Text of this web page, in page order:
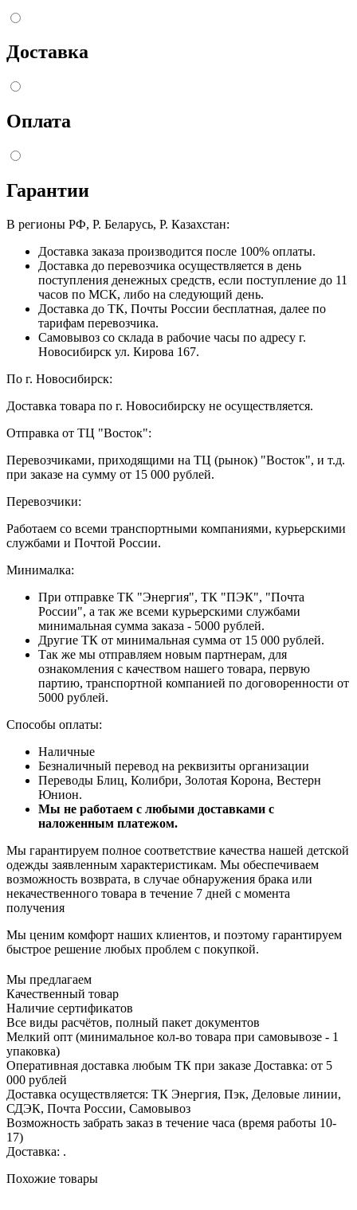
Доставка
Оплата
Гарантии
В регионы РФ, Р. Беларусь, Р. Казахстан:
Доставка заказа производится после 100% оплаты.
Доставка до перевозчика осуществляется в день
поступления денежных средств, если поступление до 11
часов по МСК, либо на следующий день.
Доставка до ТК, Почты России бесплатная, далее по
тарифам перевозчика.
Самовывоз со склада в рабочие часы по адресу г.
Новосибирск ул. Кирова 167.
По г. Новосибирск:
Доставка товара по г. Новосибирску не осуществляется.
Отправка от ТЦ "Восток":
Перевозчиками, приходящими на ТЦ (рынок) "Восток", и т.д.
при заказе на сумму от 15 000 рублей.
Перевозчики:
Работаем со всеми транспортными компаниями, курьерскими
службами и Почтой России.
Минималка:
При отправке ТК "Энергия", ТК "ПЭК", "Почта
России", а так же всеми курьерскими службами
минимальная сумма заказа - 5000 рублей.
Другие ТК от минимальная сумма от 15 000 рублей.
Так же мы отправляем новым партнерам, для
ознакомления с качеством нашего товара, первую
партию, транспортной компанией по договоренности от
5000 рублей.
Способы оплаты:
Наличные
Безналичный перевод на реквизиты организации
Переводы Блиц, Колибри, Золотая Корона, Вестерн
Юнион.
Мы не работаем с любыми доставками с
наложенным платежом.
Мы гарантируем полное соответствие качества нашей детской
одежды заявленным характеристикам. Мы обеспечиваем
возможность возврата, в случае обнаружения брака или
некачественного товара в течение 7 дней с момента
получения
Мы ценим комфорт наших клиентов, и поэтому гарантируем
быстрое решение любых проблем с покупкой.
Мы предлагаем
Качественный товар
Наличие сертификатов
Все виды расчётов, полный пакет документов
Мелкий опт (минимальное кол-во товара при самовывозе - 1
упаковка)
Оперативная доставка любым ТК при заказе Доставка: от 5
000 рублей
Доставка осуществляется: ТК Энергия, Пэк, Деловые линии,
СДЭК, Почта России, Самовывоз
Возможность забрать заказ в течение часа (время работы 10-
17)
Доставка: .
Похожие товары